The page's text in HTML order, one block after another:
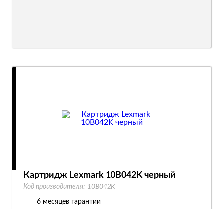
Картридж Lexmark 10B042K черный
Код производителя: 10B042K
6 месяцев гарантии